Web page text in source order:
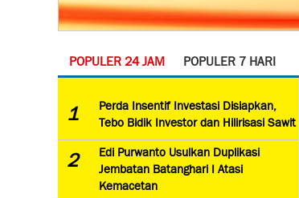
POPULER 24 JAM POPULER 7 HARI
1
Perda Insentif Investasi Disiapkan,
Tebo Bidik Investor dan Hilirisasi Sawit
2
Edi Purwanto Usulkan Duplikasi
Jembatan Batanghari I Atasi
Kemacetan